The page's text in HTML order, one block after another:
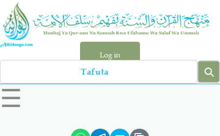
Skip
main
content
Log in
Search
left
sidebar
☰
Hadiyth